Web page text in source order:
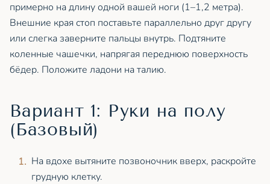
примерно на длину одной вашей ноги (1–1,2 метра).
Внешние края стоп поставьте параллельно друг другу
или слегка заверните пальцы внутрь. Подтяните
коленные чашечки, напрягая переднюю поверхность
бёдер. Положите ладони на талию.
Вариант 1: Руки на полу
(Базовый)
На вдохе вытяните позвоночник вверх, раскройте
грудную клетку.